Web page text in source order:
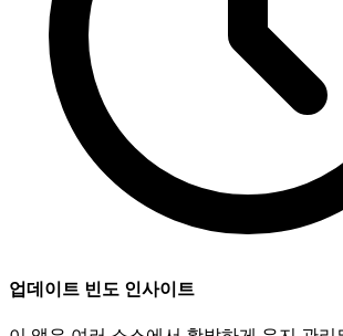
업데이트 빈도 인사이트